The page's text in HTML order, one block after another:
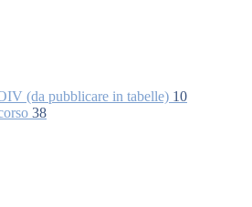
(da pubblicare in tabelle) 10
38